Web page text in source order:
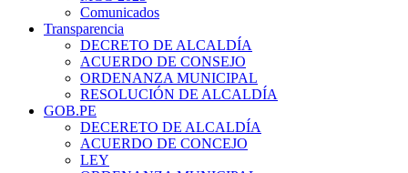
Comunicados
Transparencia
DECRETO DE ALCALDÍA
ACUERDO DE CONSEJO
ORDENANZA MUNICIPAL
RESOLUCIÓN DE ALCALDÍA
GOB.PE
DECERETO DE ALCALDÍA
ACUERDO DE CONCEJO
LEY